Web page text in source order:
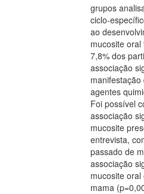
grupos
ciclo-
ao
mucosite
7,8% dos
associação
agentes
Foi possível
associação
mucosite
entrevista,
passado de
associação
mucosite
mama